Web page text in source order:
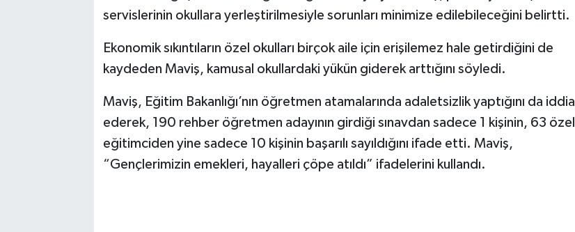
servislerinin okullara yerleştirilmesiyle sorunları minimize edilebileceğini belirtti.
Ekonomik sıkıntıların özel okulları birçok aile için erişilemez hale getirdiğini de
kaydeden Maviş, kamusal okullardaki yükün giderek arttığını söyledi.
Maviş, Eğitim Bakanlığı’nın öğretmen atamalarında adaletsizlik yaptığını da iddia
ederek, 190 rehber öğretmen adayının girdiği sınavdan sadece 1 kişinin, 63 özel
eğitimciden yine sadece 10 kişinin başarılı sayıldığını ifade etti. Maviş,
“Gençlerimizin emekleri, hayalleri çöpe atıldı” ifadelerini kullandı.